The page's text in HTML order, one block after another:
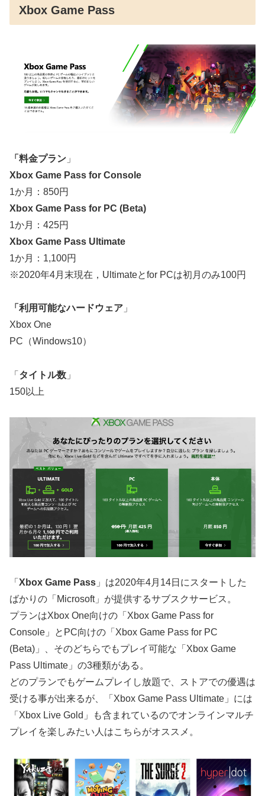
Xbox Game Pass
「料金プラン 」
Xbox Game Pass for Console
1か月：850円
Xbox Game Pass for PC (Beta)
1か月：425円
Xbox Game Pass Ultimate
1か月：1,100円
※2020年4月末現在，Ultimateとfor PCは初月のみ100円
「利用可能なハードウェア 」
Xbox One
PC（Windows10）
「 タイトル数 」
150以上
「 Xbox Game Pass 」は2020年4月14日にスタートした
ばかりの「Microsoft」が提供するサブスクサービス。
プランはXbox One向けの「Xbox Game Pass for
Console」とPC向けの「Xbox Game Pass for PC
(Beta)」、そのどちらでもプレイ可能な「Xbox Game
Pass Ultimate」の3種類がある。
どのプランでもゲームプレイし放題で、ストアでの優遇は
受ける事が出来るが、「Xbox Game Pass Ultimate」には
「Xbox Live Gold」も含まれているのでオンラインマルチ
プレイを楽しみたい人はこちらがオススメ。